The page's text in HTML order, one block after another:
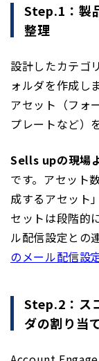
Step.1：製
整理
設計したカテゴ
ォルダを作成し
アセット（フォ
プレートなど）
Sells upの現場
です。アセット
成するアセット
セットは段階的
ル配信設定との
のメール配信設
Step.2：ス
ダの割り当